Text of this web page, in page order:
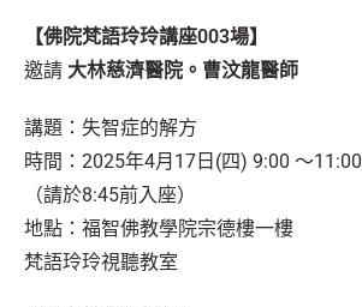
【佛院梵語玲玲講座003場】
邀請 大林慈濟醫院。曹汶龍醫師
講題：失智症的解方
時間：2025年4月17日(四) 9:00 ～11:00
（請於8:45前入座）
地點：福智佛教學院宗德樓一樓
梵語玲玲視聽教室